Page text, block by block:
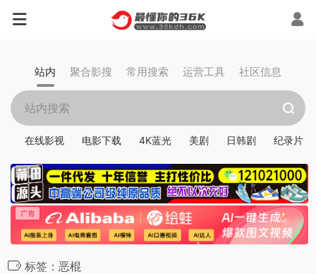
站内 聚合影搜 常用搜索 运营工具 社区信息
在线影视 电影下载 4K蓝光 美剧 日韩剧 纪录片
标签：恶棍